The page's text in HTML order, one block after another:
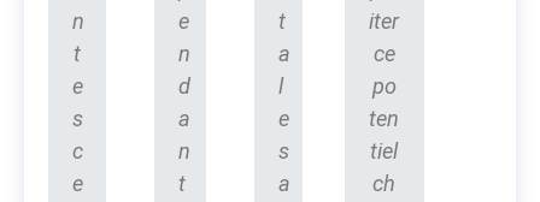
n
t
e
s
c
e
e
n
d
a
n
t
t
a
l
e
s
a
iter
ce
po
ten
tiel
ch